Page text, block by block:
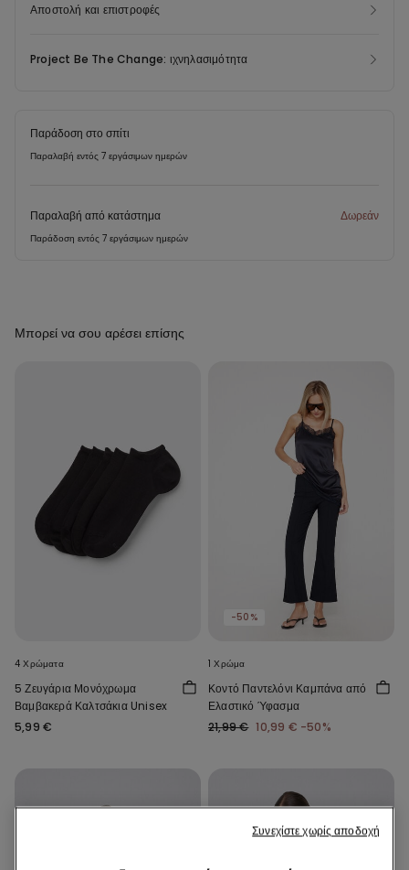
Αποστολή και επιστροφές
Project Be The Change: ιχνηλασιμότητα
Παράδοση στο σπίτι
Παραλαβή εντός 7 εργάσιμων ημερών
Παραλαβή από κατάστημα Δωρεάν
Παράδοση εντός 7 εργάσιμων ημερών
Μπορεί να σου αρέσει επίσης
4 Χρώματα
5 Ζευγάρια Μονόχρωμα
Βαμβακερά Καλτσάκια Unisex
5,99 €
-50%
1 Χρώμα
Κοντό Παντελόνι Καμπάνα από
Ελαστικό Ύφασμα
21,99 € 10,99 € -50%
Συνεχίστε χωρίς αποδοχή